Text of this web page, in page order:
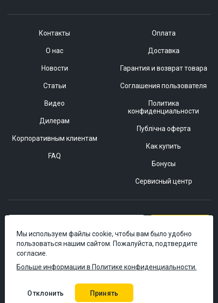
Контакты
О нас
Новости
Статьи
Видео
Дилерам
Корпоративным клиентам
FAQ
Оплата
Доставка
Гарантия и возврат товара
Соглашения пользователя
Политика
конфиденциальности
Публічна оферта
Как купить
Бонусы
Сервисный центр
© 2006–2026 Masteram.
Мы используем файлы cookie, чтобы вам было удобно
пользоваться нашим сайтом. Пожалуйста, подтвердите
согласие.
Больше информации в Политике конфиденциальности.
Отклонить Принять